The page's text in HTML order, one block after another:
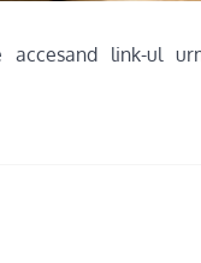
link-ul